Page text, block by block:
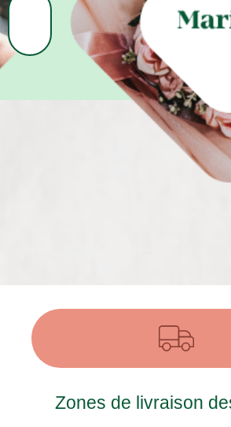
Zones de livraison